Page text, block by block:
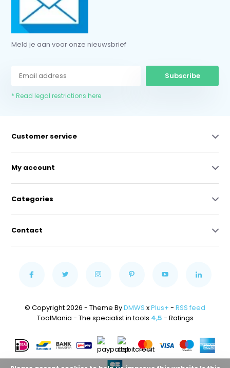
Meld je aan voor onze nieuwsbrief
Subscribe
* Read legal restrictions here
Customer service
My account
Categories
Contact
© Copyright 2026 - Theme ByDMWS xPlus+ - RSS feed
ToolMania - The specialist in tools 4,5 - Ratings